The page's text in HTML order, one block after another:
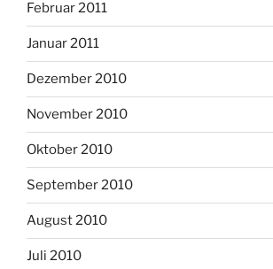
Februar 2011
Januar 2011
Dezember 2010
November 2010
Oktober 2010
September 2010
August 2010
Juli 2010